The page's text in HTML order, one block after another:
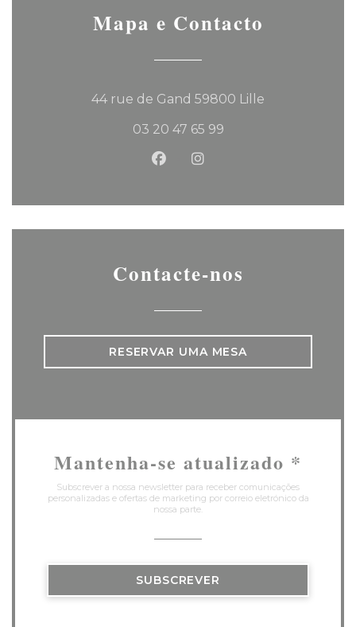
Mapa e Contacto
44 rue de Gand 59800 Lille
03 20 47 65 99
Facebook ((abre numa
Instagram ((abre
Contacte-nos
RESERVAR UMA MESA
Mantenha-se atualizado *
Subscrever a nossa newsletter para receber comunicações
personalizadas e ofertas de marketing por correio eletrónico da
nossa parte.
SUBSCREVER